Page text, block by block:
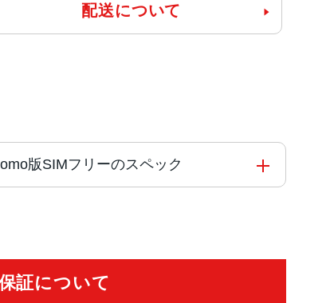
配送について
版SIMフリーのスペック
スミック グレー
証について